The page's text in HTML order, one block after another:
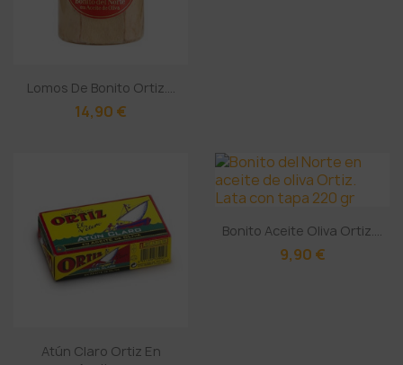
Lomos De Bonito Ortiz....
14,90 €
Atún Claro Ortiz En
Bonito Aceite Oliva Ortiz....
9,90 €